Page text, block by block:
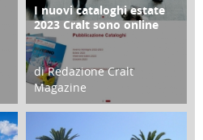
CONTRO COPERTINA
I nuovi cataloghi estate
2023 Cralt sono online
di Redazione Cralt
Magazine
07 Marzo 2023